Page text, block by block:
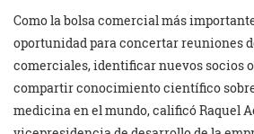
Como la bolsa comercial más
oportunidad para concertar reuniones
comerciales, identificar nuevos socios
compartir conocimiento científico
medicina en el mundo, calificó Raquel